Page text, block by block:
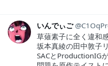
いんでぃご
草薙素子に全く違和
坂本真綾の田中敦子
SACとProductionIG